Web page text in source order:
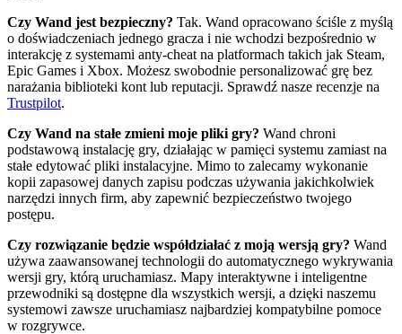
Czy Wand jest bezpieczny? Tak. Wand opracowano ściśle z myślą
o doświadczeniach jednego gracza i nie wchodzi bezpośrednio w
interakcję z systemami anty-cheat na platformach takich jak Steam,
Epic Games i Xbox. Możesz swobodnie personalizować grę bez
narażania biblioteki kont lub reputacji. Sprawdź nasze recenzje na
Trustpilot.
Czy Wand na stałe zmieni moje pliki gry? Wand chroni
podstawową instalację gry, działając w pamięci systemu zamiast na
stałe edytować pliki instalacyjne. Mimo to zalecamy wykonanie
kopii zapasowej danych zapisu podczas używania jakichkolwiek
narzędzi innych firm, aby zapewnić bezpieczeństwo twojego
postępu.
Czy rozwiązanie będzie współdziałać z moją wersją gry? Wand
używa zaawansowanej technologii do automatycznego wykrywania
wersji gry, którą uruchamiasz. Mapy interaktywne i inteligentne
przewodniki są dostępne dla wszystkich wersji, a dzięki naszemu
systemowi zawsze uruchamiasz najbardziej kompatybilne pomoce
w rozgrywce.